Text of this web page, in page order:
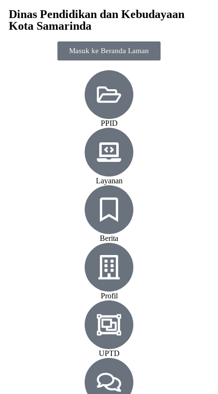
Dinas Pendidikan dan Kebudayaan
Kota Samarinda
Masuk ke Beranda Laman
PPID
Layanan
Berita
Profil
UPTD